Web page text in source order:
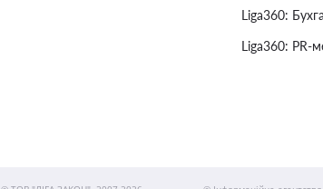
Liga360:
Liga360: PR-